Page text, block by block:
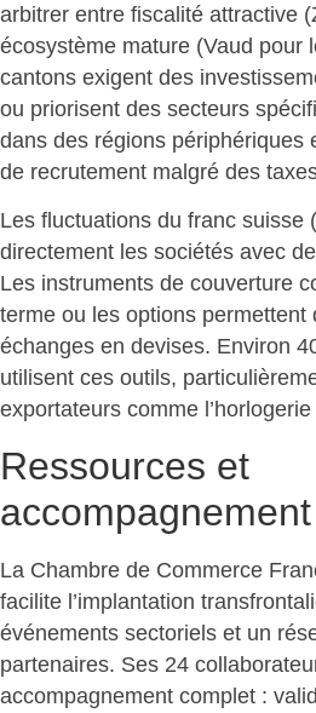
arbitrer entre fiscalité attractive
écosystème mature (Vaud pour
cantons exigent des
ou priorisent des secteurs
dans des régions périphériques
de recrutement malgré des
Les fluctuations du franc suisse
directement les sociétés avec
Les instruments de couverture
terme ou les options permettent
échanges en devises. Environ
utilisent ces outils,
exportateurs comme
Ressources et
accompagnement
La Chambre de Commerce
facilite l’implantation
événements sectoriels et un
partenaires. Ses 24
accompagnement complet :